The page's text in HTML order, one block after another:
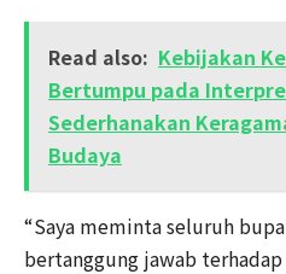
Read also: Kebijakan
Bertumpu pada
Sederhanakan
Budaya
“Saya meminta seluruh
bertanggung jawab